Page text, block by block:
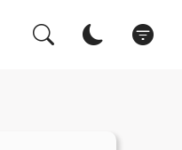
Kapat